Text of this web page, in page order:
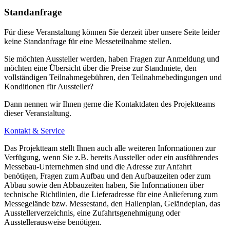
zweite Parkplatzeinfahrt (PKW-Parkplätze)
von Coburg/Lichtenfels (B 173):
von der B 173 auf die Autobahn A 73 Richtung Nürnberg
fahren
an der Anschlussstelle Bamberg-Süd ausfahren
nach der Ausfahrt links Richtung Bamberg fahren
in Bamberg an der zweiten Ampel links abbiegen
zweite Parkplatzeinfahrt (PKW-Parkplätze)
Mit den öffentlichen Verkehrsmitteln (ÖPNV)
Tagsüberfährt die Linie 905 vom ZOB (Bahnsteig D) Richtung
Standanfrage
Für diese Veranstaltung können Sie derzeit über unsere Seite leider
keine Standanfrage für eine Messeteilnahme stellen.
Sie möchten Aussteller werden, haben Fragen zur Anmeldung und
möchten eine Übersicht über die Preise zur Standmiete, den
vollständigen Teilnahmegebühren, den Teilnahmebedingungen und
Konditionen für Aussteller?
Dann nennen wir Ihnen gerne die Kontaktdaten des Projektteams
dieser Veranstaltung.
Kontakt & Service
Das Projektteam stellt Ihnen auch alle weiteren Informationen zur
Verfügung, wenn Sie z.B. bereits Aussteller oder ein ausführendes
Messebau-Unternehmen sind und die Adresse zur Anfahrt
benötigen, Fragen zum Aufbau und den Aufbauzeiten oder zum
Abbau sowie den Abbauzeiten haben, Sie Informationen über
technische Richtlinien, die Lieferadresse für eine Anlieferung zum
Messegelände bzw. Messestand, den Hallenplan, Geländeplan, das
Ausstellerverzeichnis, eine Zufahrtsgenehmigung oder
Ausstellerausweise benötigen.